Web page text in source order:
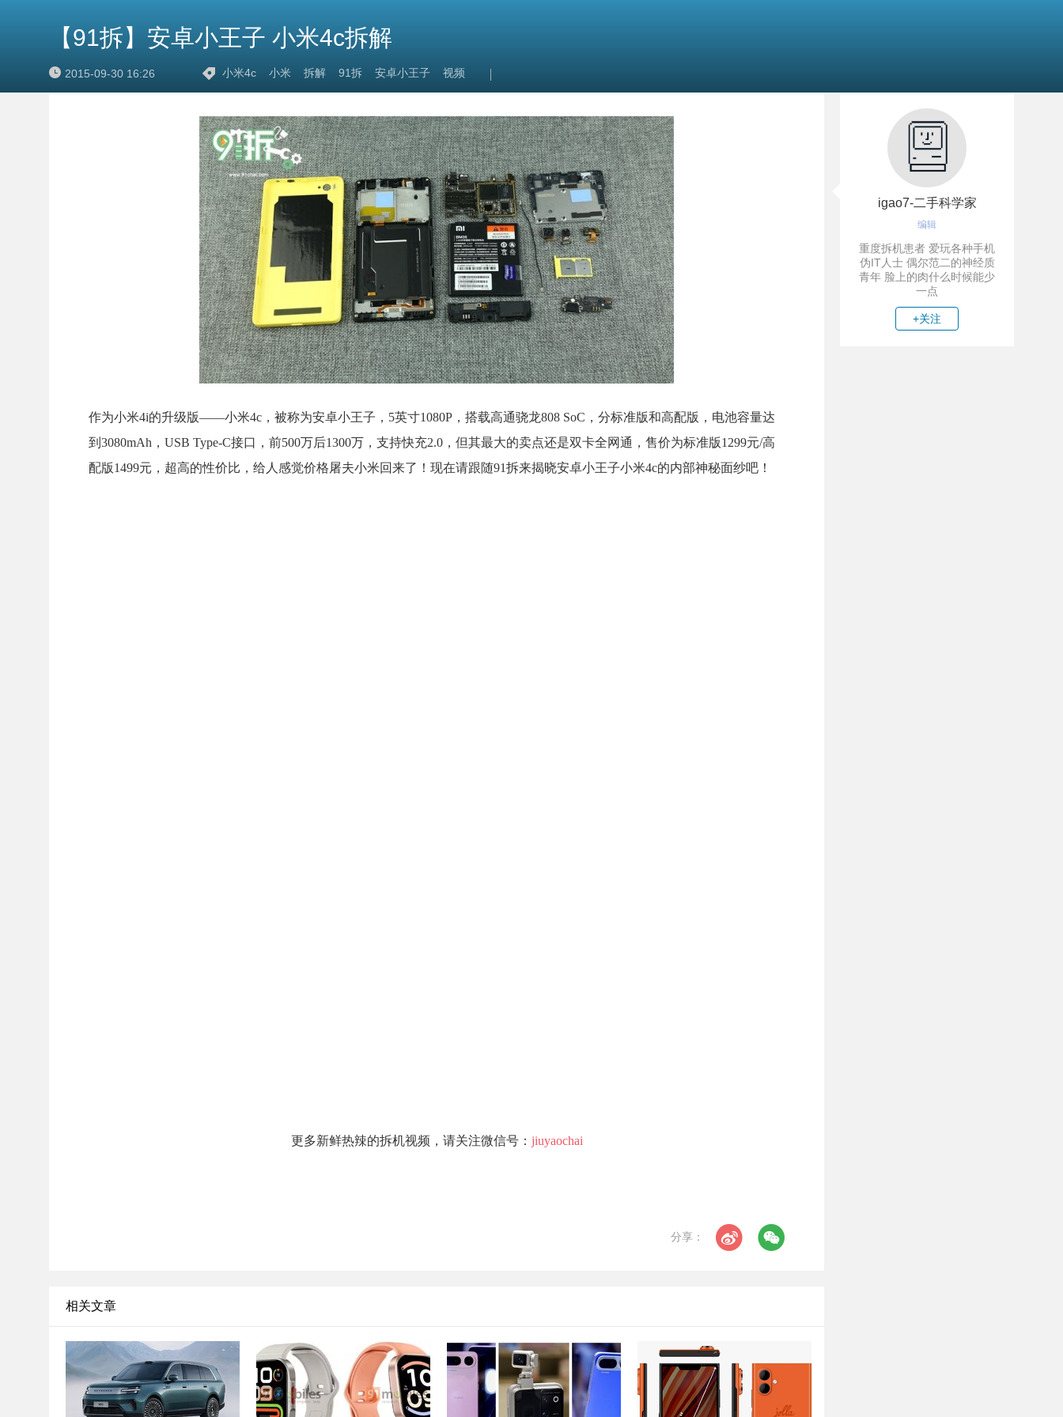
【91拆】安卓小王子 小米4c拆解
2015-09-30 16:26 小米4c 小米 拆解 91拆 安卓小王子 视频
作为小米4i的升级版——小米4c，被称为安卓小王子，5英寸1080P，搭载高通骁龙808 SoC，分标准版和高配版，电池容量达
到3080mAh，USB Type-C接口，前500万后1300万，支持快充2.0，但其最大的卖点还是双卡全网通，售价为标准版1299元/高
配版1499元，超高的性价比，给人感觉价格屠夫小米回来了！现在请跟随91拆来揭晓安卓小王子小米4c的内部神秘面纱吧！
更多新鲜热辣的拆机视频，请关注微信号： jiuyaochai
分享：
相关文章
igao7-二手科学家
编辑
重度拆机患者 爱玩各种手机
伪IT人士 偶尔范二的神经质
青年 脸上的肉什么时候能少
一点
+关注